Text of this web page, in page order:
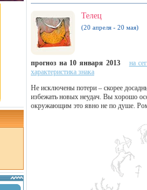
Телец
(20 апреля - 20 мая)
прогноз на 10 января 2013
на
характеристика знака
Не исключены потери – скорее
избежать новых неудач. Вы хорошо
окружающим это явно не по душе.